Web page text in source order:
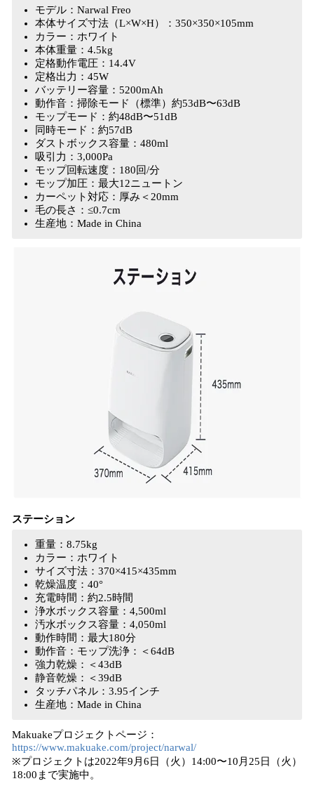
モデル：Narwal Freo
本体サイズ寸法（L×W×H）：350×350×105mm
カラー：ホワイト
本体重量：4.5kg
定格動作電圧：14.4V
定格出力：45W
バッテリー容量：5200mAh
動作音：掃除モード（標準）約53dB〜63dB
モップモード：約48dB〜51dB
同時モード：約57dB
ダストボックス容量：480ml
吸引力：3,000Pa
モップ回転速度：180回/分
モップ加圧：最大12ニュートン
カーペット対応：厚み＜20mm
毛の長さ：≤0.7cm
生産地：Made in China
ステーション
重量：8.75kg
カラー：ホワイト
サイズ寸法：370×415×435mm
乾燥温度：40°
充電時間：約2.5時間
浄水ボックス容量：4,500ml
汚水ボックス容量：4,050ml
動作時間：最大180分
動作音：モップ洗浄：＜64dB
強力乾燥：＜43dB
静音乾燥：＜39dB
タッチパネル：3.95インチ
生産地：Made in China
Makuakeプロジェクトページ：
https://www.makuake.com/project/narwal/
※プロジェクトは2022年9月6日（火）14:00〜10月25日（火）
18:00まで実施中。